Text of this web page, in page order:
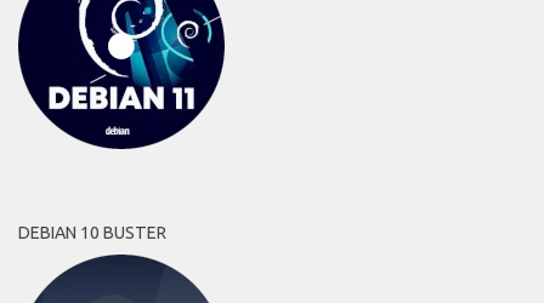
DEBIAN 10 BUSTER